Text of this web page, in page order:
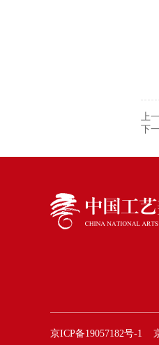
上
下
京ICP备19057182号-1